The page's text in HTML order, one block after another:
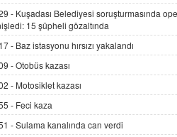
İNCİ GÜL AKÖL
Trump Keşke Adana'yı da
06.07.2026 13:00
ADEM AKÖL
Esed Destekçilerinin
Şamar: Sednaya
11.12.2024 12:30
- Kuşadası Belediyesi soruşturmasında
15 şüpheli gözaltında
- Baz istasyonu hırsızı yakalandı
-Otobüs kazası
- Motosiklet kazası
- Feci kaza
-Sulama kanalında can verdi